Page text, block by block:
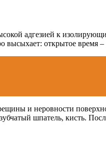
адгезией к
открытое время
и неровности
шпатель, кисть.